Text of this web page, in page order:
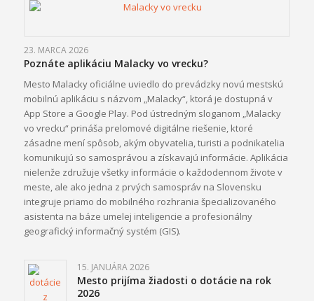
23. MARCA 2026
Poznáte aplikáciu Malacky vo vrecku?
Mesto Malacky oficiálne uviedlo do prevádzky novú mestskú
mobilnú aplikáciu s názvom „Malacky“, ktorá je dostupná v
App Store a Google Play. Pod ústredným sloganom „Malacky
vo vrecku“ prináša prelomové digitálne riešenie, ktoré
zásadne mení spôsob, akým obyvatelia, turisti a podnikatelia
komunikujú so samosprávou a získavajú informácie. Aplikácia
nielenže združuje všetky informácie o každodennom živote v
meste, ale ako jedna z prvých samospráv na Slovensku
integruje priamo do mobilného rozhrania špecializovaného
asistenta na báze umelej inteligencie a profesionálny
geografický informačný systém (GIS).
15. JANUÁRA 2026
Mesto prijíma žiadosti o dotácie na rok
2026